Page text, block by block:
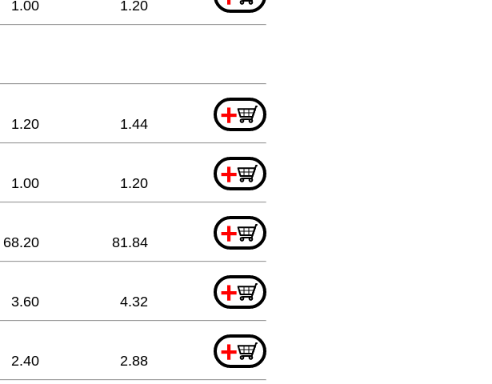
1.00 1.20
+
1.20 1.44
+
1.00 1.20
+
68.20 81.84
+
3.60 4.32
+
2.40 2.88